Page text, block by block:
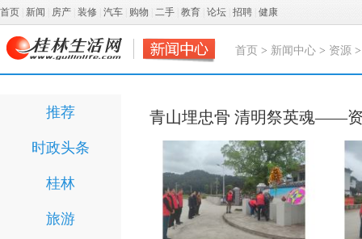
首页 新闻 房产 装修 汽车 购物 二手 教育 论坛 招聘 健康
首页 > 新闻中心 > 资源
推荐
时政头条
桂林
旅游
青山埋忠骨 清明祭英魂——